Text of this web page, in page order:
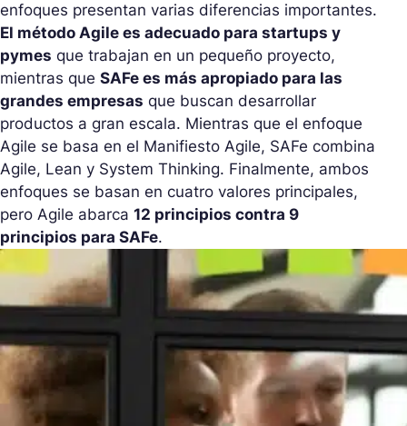
enfoques presentan varias diferencias importantes.
El método Agile es adecuado para startups y
pymes que trabajan en un pequeño proyecto,
mientras que SAFe es más apropiado para las
grandes empresas que buscan desarrollar
productos a gran escala. Mientras que el enfoque
Agile se basa en el Manifiesto Agile, SAFe combina
Agile, Lean y System Thinking. Finalmente, ambos
enfoques se basan en cuatro valores principales,
pero Agile abarca 12 principios contra 9
principios para SAFe.